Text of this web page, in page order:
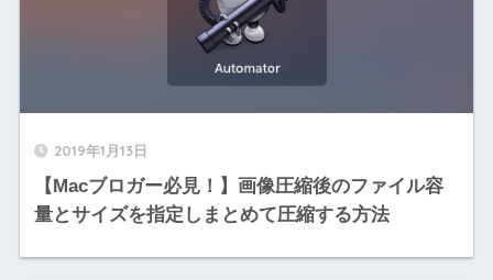
2019年1月13日
【Macブロガー必見！】画像圧縮後のファイル容
量とサイズを指定しまとめて圧縮する方法